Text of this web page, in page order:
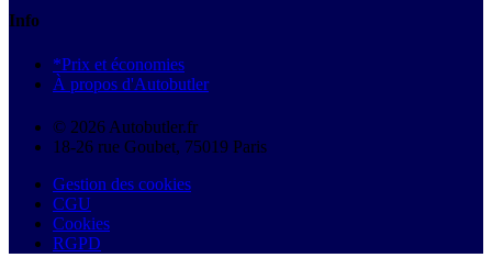
Info
*Prix et économies
À propos d'Autobutler
© 2026 Autobutler.fr
18-26 rue Goubet, 75019 Paris
Gestion des cookies
CGU
Cookies
RGPD